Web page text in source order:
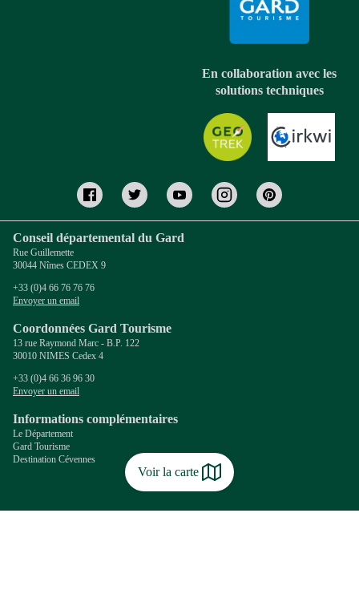
Voir la carte
En collaboration avec les
solutions techniques
Conseil départemental du Gard
Rue Guillemette
30044 Nîmes CEDEX 9
+33 (0)4 66 76 76 76
Envoyer un email
Coordonnées Gard Tourisme
13 rue Raymond Marc - B.P. 122
30010 NIMES Cedex 4
+33 (0)4 66 36 96 30
Envoyer un email
Informations complémentaires
Le Département
Gard Tourisme
Destination Cévennes